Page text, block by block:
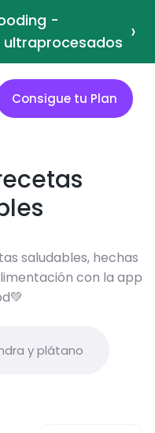
-
ultraprocesados ›
Consigue tu Plan
saludables, hechas
con la app